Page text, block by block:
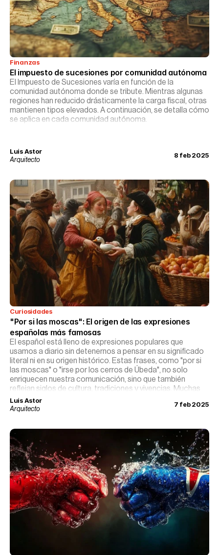
Finanzas
El impuesto de sucesiones por comunidad autónoma
El Impuesto de Sucesiones varía en función de la
comunidad autónoma donde se tribute. Mientras algunas
regiones han reducido drásticamente la carga fiscal, otras
mantienen tipos elevados. A continuación, se detalla cómo
se aplica en cada comunidad autónoma.
Luis Astor
Arquitecto
8 feb 2025
Curiosidades
"Por si las moscas": El origen de las expresiones
españolas más famosas
El español está lleno de expresiones populares que
usamos a diario sin detenernos a pensar en su significado
literal ni en su origen histórico. Estas frases, como "por si
las moscas" o "irse por los cerros de Úbeda", no solo
enriquecen nuestra comunicación, sino que también
reflejan siglos de cultura, tradiciones y vivencias. Muchas
nacieron en épocas medievales, otras en el ámbito rural, y
algunas en leyendas o eventos históricos que aún
Luis Astor
Arquitecto
7 feb 2025